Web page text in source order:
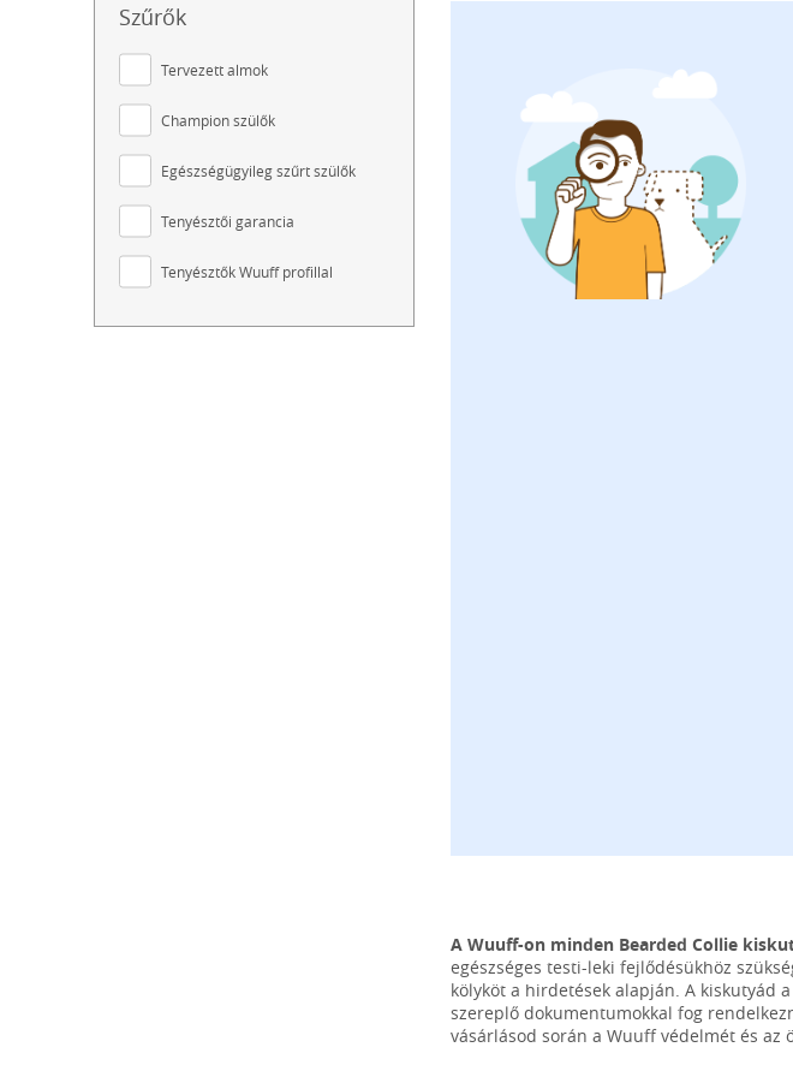
Szűrők
Tervezett almok
Champion szülők
Egészségügyileg szűrt szülők
Tenyésztői garancia
Tenyésztők Wuuff profillal
A Wuuff-on minden Bearded Collie
egészséges testi-leki fejlődésükhöz
kölyköt a hirdetések alapján. A kiskutyád
szereplő dokumentumokkal fog
vásárlásod során a Wuuff védelmét és az